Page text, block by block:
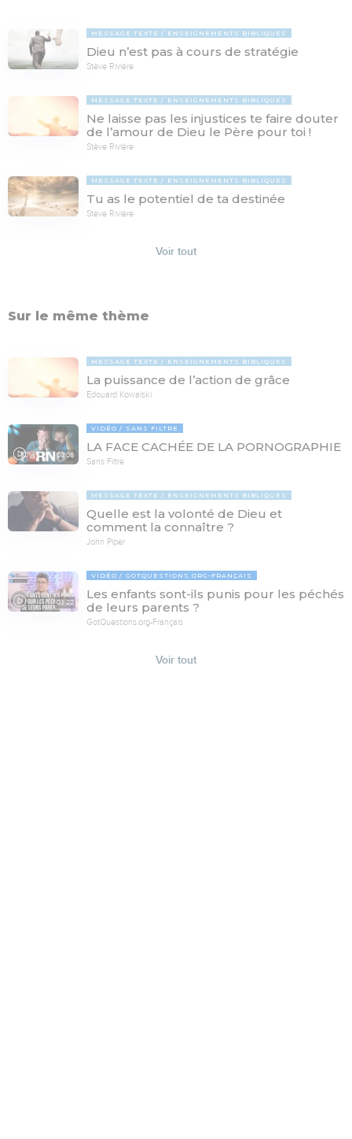
MESSAGE TEXTE ENSEIGNEMENTS BIBLIQUES
Dieu n’est pas à cours de stratégie
Stève Rivière
MESSAGE TEXTE ENSEIGNEMENTS BIBLIQUES
Ne laisse pas les injustices te faire douter
de l’amour de Dieu le Père pour toi !
Stève Rivière
MESSAGE TEXTE ENSEIGNEMENTS BIBLIQUES
Tu as le potentiel de ta destinée
Stève Rivière
Voir tout
Sur le même thème
MESSAGE TEXTE ENSEIGNEMENTS BIBLIQUES
La puissance de l’action de grâce
Edouard Kowalski
08:06
VIDÉO SANS FILTRE
LA FACE CACHÉE DE LA PORNOGRAPHIE
Sans Filtre
MESSAGE TEXTE ENSEIGNEMENTS BIBLIQUES
Quelle est la volonté de Dieu et
comment la connaître ?
John Piper
03:22
VIDÉO GOTQUESTIONS.ORG-FRANÇAIS
Les enfants sont-ils punis pour les péchés
de leurs parents ?
GotQuestions.org-Français
Voir tout